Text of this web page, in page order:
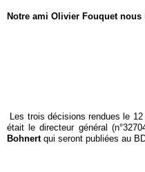
Notre ami Olivier Fouquet
Les trois décisions rendues le
était le directeur général
Bohnert qui seront publiées au